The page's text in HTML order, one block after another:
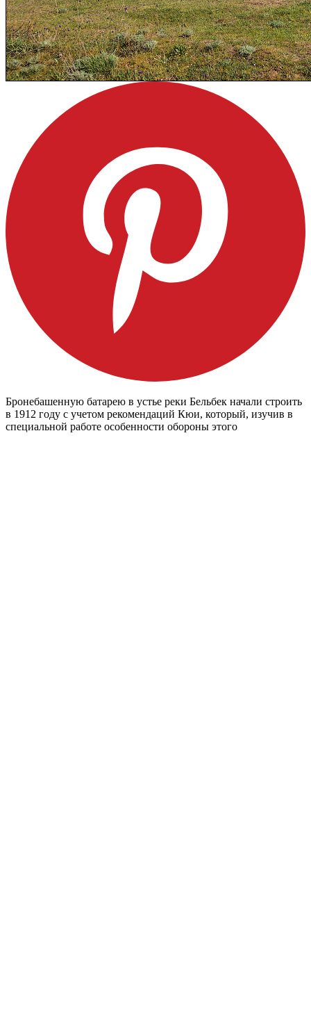
Бронебашенную батарею в устье реки Бельбек начали строить
в 1912 году с учетом рекомендаций Кюи, который, изучив в
специальной работе особенности обороны этого